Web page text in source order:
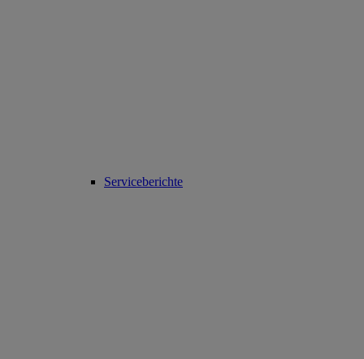
Serviceberichte